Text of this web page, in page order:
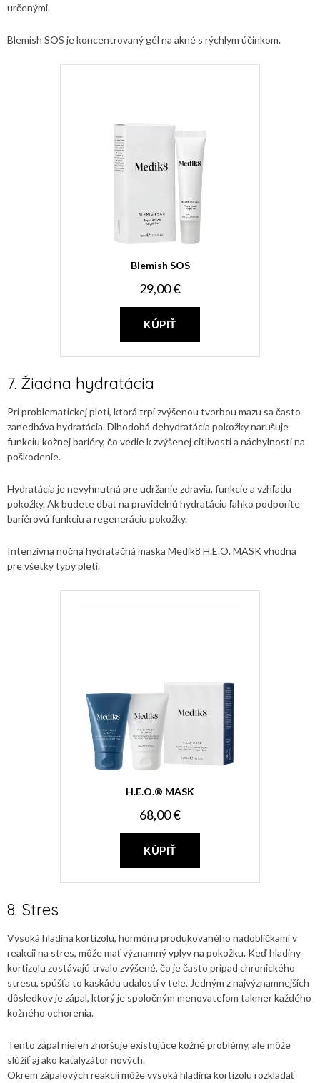
určenými.
Blemish SOS je koncentrovaný gél na akné s rýchlym účinkom.
Blemish SOS
29,00 €
KÚPIŤ
7. Žiadna hydratácia
Pri problematickej pleti, ktorá trpí zvýšenou tvorbou mazu sa často
zanedbáva hydratácia. Dlhodobá dehydratácia pokožky narušuje
funkciu kožnej bariéry, čo vedie k zvýšenej citlivosti a náchylnosti na
poškodenie.
Hydratácia je nevyhnutná pre udržanie zdravia, funkcie a vzhľadu
pokožky. Ak budete dbať na pravidelnú hydratáciu ľahko podporíte
bariérovú funkciu a regeneráciu pokožky.
Intenzívna nočná hydratačná maska Medik8 H.E.O. MASK vhodná
pre všetky typy pleti.
H.E.O.® MASK
68,00 €
KÚPIŤ
8. Stres
Vysoká hladina kortizolu, hormónu produkovaného nadobličkami v
reakcii na stres, môže mať významný vplyv na pokožku. Keď hladiny
kortizolu zostávajú trvalo zvýšené, čo je často prípad chronického
stresu, spúšťa to kaskádu udalostí v tele. Jedným z najvýznamnejších
dôsledkov je zápal, ktorý je spoločným menovateľom takmer každého
kožného ochorenia.
Tento zápal nielen zhoršuje existujúce kožné problémy, ale môže
slúžiť aj ako katalyzátor nových.
Okrem zápalových reakcií môže vysoká hladina kortizolu rozkladať